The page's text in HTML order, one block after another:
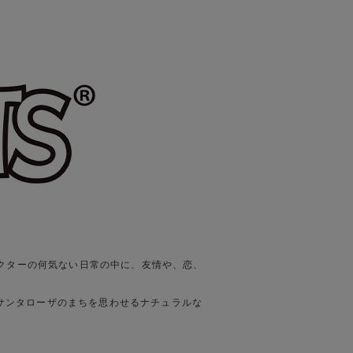
ーの何気ない日常の中に、友情や、恋、
タローザのまちを思わせるナチュラルな